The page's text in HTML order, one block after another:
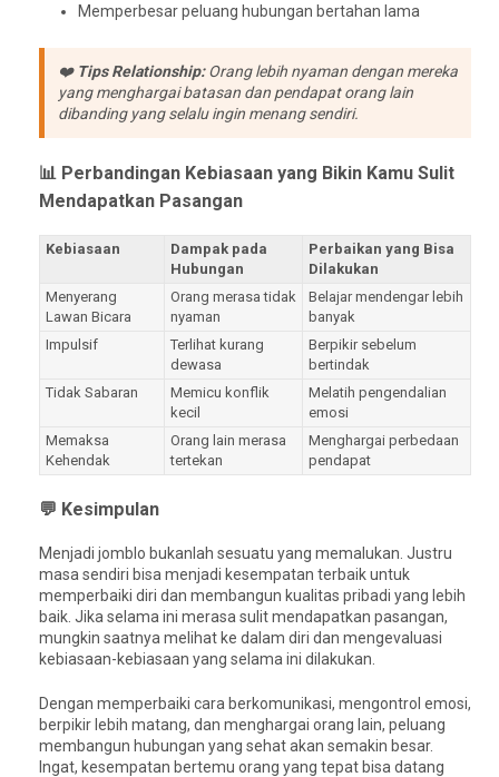
Memperbesar peluang hubungan bertahan lama
❤️ Tips Relationship:Orang lebih nyaman dengan mereka
yang menghargai batasan dan pendapat orang lain
dibanding yang selalu ingin menang sendiri.
📊 Perbandingan Kebiasaan yang Bikin Kamu Sulit
Mendapatkan Pasangan
Kebiasaan
Dampak pada
Hubungan
Perbaikan yang Bisa
Dilakukan
Menyerang
Lawan Bicara
Orang merasa tidak
nyaman
Belajar mendengar lebih
banyak
Impulsif
Terlihat kurang
dewasa
Berpikir sebelum
bertindak
Tidak Sabaran
Memicu konflik
kecil
Melatih pengendalian
emosi
Memaksa
Kehendak
Orang lain merasa
tertekan
Menghargai perbedaan
pendapat
💬 Kesimpulan
Menjadi jomblo bukanlah sesuatu yang memalukan. Justru
masa sendiri bisa menjadi kesempatan terbaik untuk
memperbaiki diri dan membangun kualitas pribadi yang lebih
baik. Jika selama ini merasa sulit mendapatkan pasangan,
mungkin saatnya melihat ke dalam diri dan mengevaluasi
kebiasaan-kebiasaan yang selama ini dilakukan.
Dengan memperbaiki cara berkomunikasi, mengontrol emosi,
berpikir lebih matang, dan menghargai orang lain, peluang
membangun hubungan yang sehat akan semakin besar.
Ingat, kesempatan bertemu orang yang tepat bisa datang